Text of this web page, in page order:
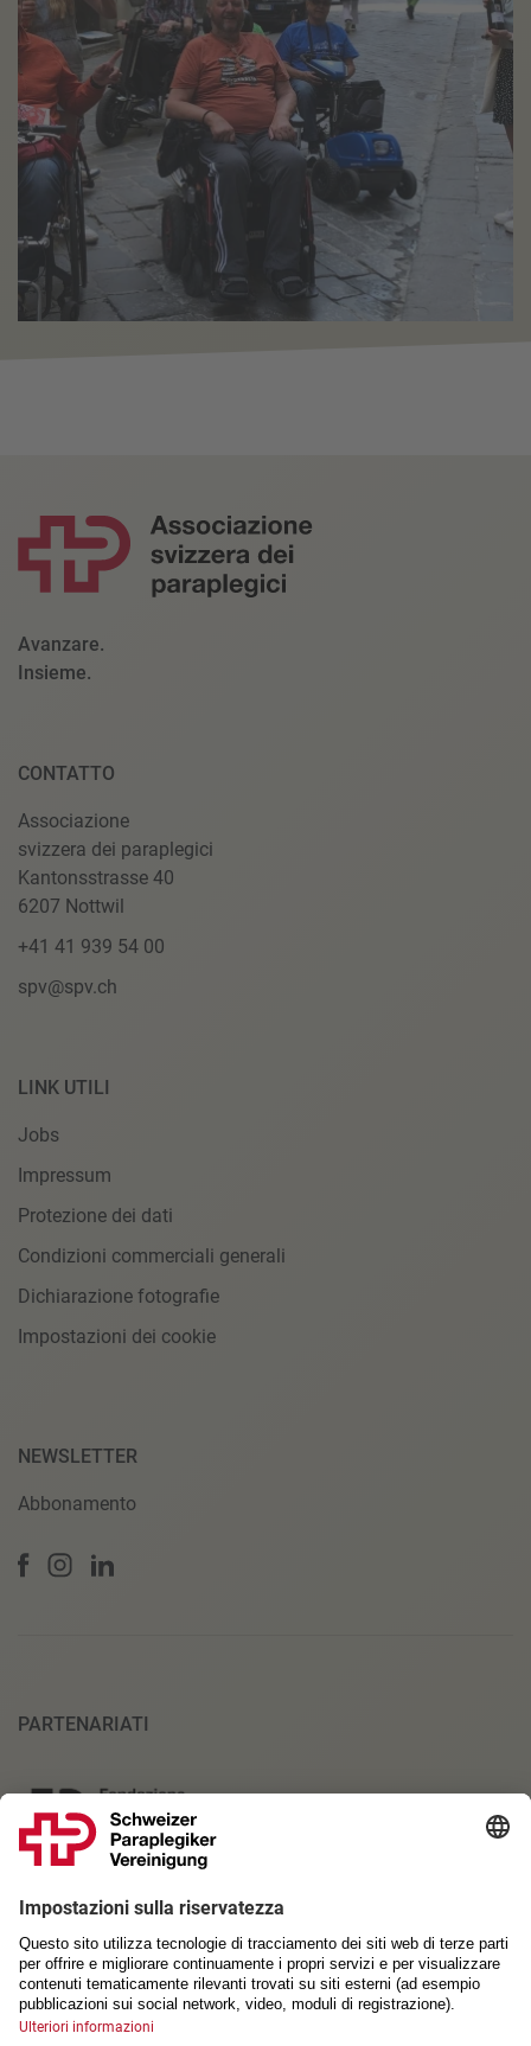
Avanzare.
Insieme.
CONTATTO
Associazione
svizzera dei paraplegici
Kantonsstrasse 40
6207 Nottwil
+41 41 939 54 00
spv@spv.ch
LINK UTILI
Jobs
Impressum
Protezione dei dati
Condizioni commerciali generali
Dichiarazione fotografie
Impostazioni dei cookie
NEWSLETTER
Abbonamento
PARTENARIATI